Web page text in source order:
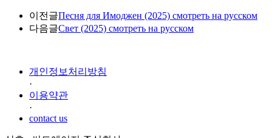
이전글Песня для Имоджен (2025) смотреть на русском
다음글Свет (2025) смотреть на русском
개인정보처리방침
·
이용약관
·
contact us